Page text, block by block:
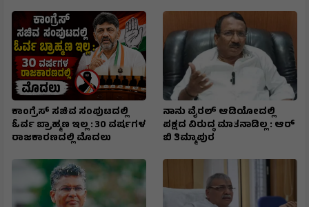
ಕಾಂಗ್ರೆಸ್ ಸಚಿವ ಸಂಪುಟದಲ್ಲಿ
ಓರ್ವ ಬ್ರಾಹ್ಮಣ ಇಲ್ಲ : 30 ವರ್ಷಗಳ
ರಾಜಕಾರಣದಲ್ಲಿ ಮೊದಲು
ನಾನು ವೈರಲ್ ಆಡಿಯೋದಲ್ಲಿ
ಪಕ್ಷದ ವಿರುದ್ಧ ಮಾತನಾಡಿಲ್ಲ : ಆರ್
ಬಿ ತಿಮ್ಮಾಪುರ